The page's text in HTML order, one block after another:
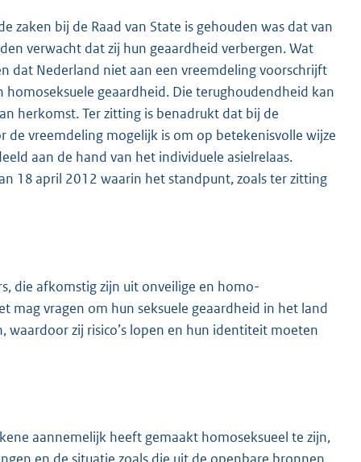
bij de Raad van State is gehouden was dat van
verwacht dat zij hun geaardheid verbergen. Wat
Nederland niet aan een vreemdeling voorschrijft
geaardheid. Die terughoudendheid kan
herkomst. Ter zitting is benadrukt dat bij de
vreemdeling mogelijk is om op betekenisvolle wijze
aan de hand van het individuele asielrelaas.
18 april 2012 waarin het standpunt, zoals ter zitting
die afkomstig zijn uit onveilige en homo-
mag vragen om hun seksuele geaardheid in het land
zij risico’s lopen en hun identiteit moeten
aannemelijk heeft gemaakt homoseksueel te zijn,